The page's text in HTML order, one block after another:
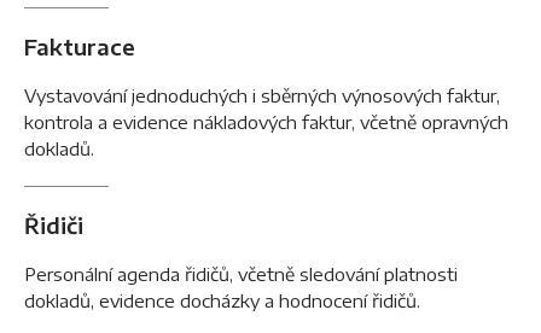
Fakturace
Vystavování jednoduchých i sběrných výnosových faktur,
kontrola a evidence nákladových faktur, včetně opravných
dokladů.
Řidiči
Personální agenda řidičů, včetně sledování platnosti
dokladů, evidence docházky a hodnocení řidičů.